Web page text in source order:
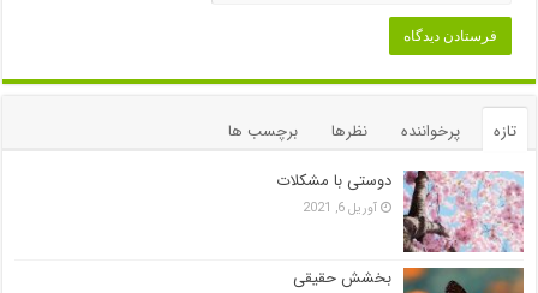
تازه پرخواننده نظرها
برچسب ها
دوستی با مشکلات
آوریل 6, 2021
بخشش حقیقی